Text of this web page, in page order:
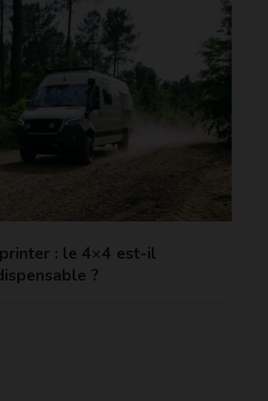
: le 4×4 est-il
?